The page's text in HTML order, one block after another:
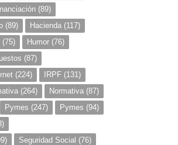
(89)
(89) Hacienda (117)
(75) Humor (76)
(87)
(224) IRPF (131)
(264) Normativa (87)
Pymes (247) Pymes (94)
Seguridad Social (76)